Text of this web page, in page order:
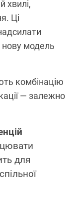
хвилі,
Ці
модель
комбінацію
— залежно
для